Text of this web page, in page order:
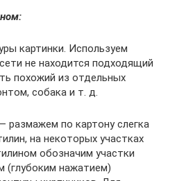
картинки. Используем
не находится подходящий
похожий из отдельных
собака и т. д.
по картону слегка
на некоторых участках
обозначим участки
(глубоким нажатием)